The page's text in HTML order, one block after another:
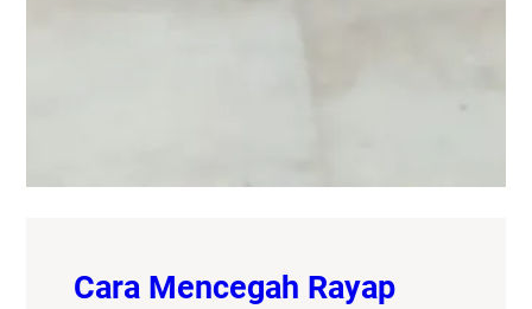
Cara Mencegah Rayap